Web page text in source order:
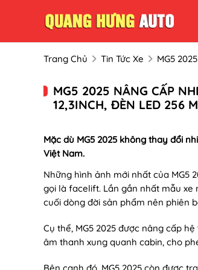
Trang Chủ Tin Tức Xe MG5
MG5 2025 NÂNG CẤP
12,3INCH, ĐÈN LED 256
Mặc dù MG5 2025 không thay đổi
Việt Nam.
Những hình ảnh mới nhất của MG5
gọi là facelift. Lần gần nhất mẫu xe
cuối dòng đời sản phẩm nên phiên
Cụ thể, MG5 2025 được nâng cấp
âm thanh xung quanh cabin, cho
Bên cạnh đó, MG5 2025 còn được